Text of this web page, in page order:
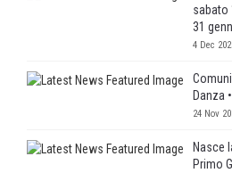
sabato
31
4 Dec
Danza
24 Nov
Nasce
Primo